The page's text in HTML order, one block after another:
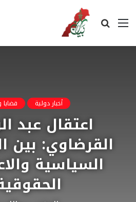
القائمة بحث
أخبار دولية
اعتقال عبد
القرضاوي: بين
السياسية